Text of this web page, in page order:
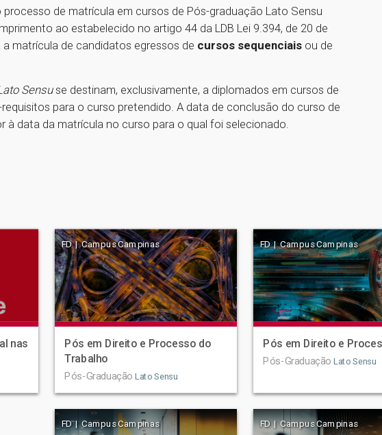
de matrícula em cursos de Pós-graduação Lato Sensu
ao estabelecido no artigo 44 da LDB Lei 9.394, de 20 de
matrícula de candidatos egressos de cursos sequenciais ou de
Sensuse destinam, exclusivamente, a diplomados em cursos de
para o curso pretendido. A data de conclusão do curso de
à data da matrícula no curso para o qual foi selecionado.
nas
FD | Campus Campinas
Pós em Direito e Processo do
Trabalho
Pós-Graduação Lato Sensu
FD | Campus Campinas
Pós em Direito e
Pós-Graduação Lato Sensu
FD | Campus Campinas FD | Campus Campinas